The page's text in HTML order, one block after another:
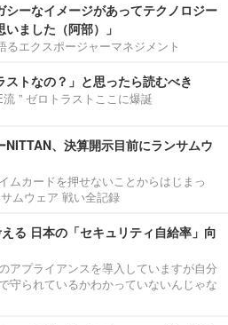
シーなイメージがあってテクノロジー
ました（阿部）」
るエクスポージャーマネジメント
ストなの？」と思ったら読むべき
” ゼロトラストここに爆誕
NITTAN、決算開示目前にランサムウ
ムカードを押せないことからはじまっ
ムウェア 戦い全記録
る 日本の「セキュリティ自給率」向
アプライアンスを導入していますが自分
守られているかわかっていないんじゃな